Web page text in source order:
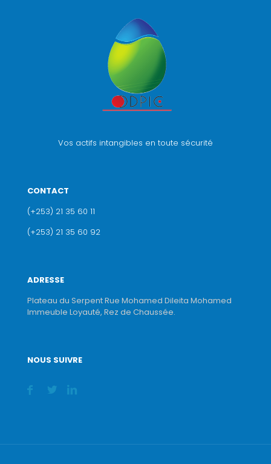
Vos actifs intangibles en toute sécurité
CONTACT
(+253) 21 35 60 11
(+253) 21 35 60 92
ADRESSE
Plateau du Serpent Rue Mohamed Dileita Mohamed
Immeuble Loyauté, Rez de Chaussée.
NOUS SUIVRE